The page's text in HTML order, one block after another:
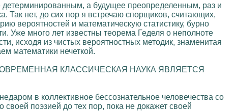
детерминированным, а будущее преопределенным, раз и
Так нет, до сих пор я встречаю спорщиков, считающих,
вероятностей и математическую статистику, бурно
Уже много лет известны теорема Геделя о неполноте
исходя из чистых вероятностных методик, знаменитая
математики нечеткой.
что СОВРЕМЕННАЯ КЛАССИЧЕСКАЯ НАУКА ЯВЛЯЕТСЯ
в коллективное бессознательное человечества со
поэзией до тех пор, пока не докажет своей